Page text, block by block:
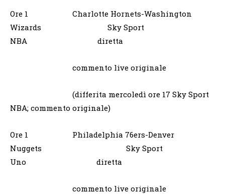
Ore 1 Charlotte Hornets-Washington
Wizards Sky Sport
NBA diretta
commento live originale
(differita mercoledì ore 17 Sky Sport
NBA; commento originale)
Ore 1 Philadelphia 76ers-Denver
Nuggets Sky Sport
Uno diretta
commento live originale